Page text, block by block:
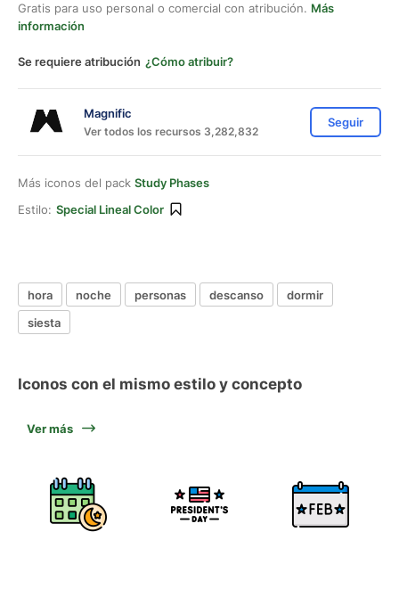
Gratis para uso personal o comercial con atribución. Más
información
Se requiere atribución ¿Cómo atribuir?
Magnific
Ver todos los recursos 3,282,832
Seguir
Más iconos del pack Study Phases
Estilo: Special Lineal Color
hora noche personas descanso
dormir
siesta
Iconos con el mismo estilo y concepto
Ver más